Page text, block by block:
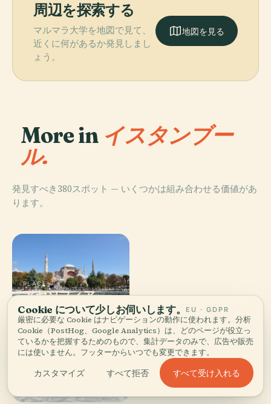
周辺を探索する
マルマラ大学を地図で見て、
近くに何があるか発見しまし
ょう。
地図を見る
More in イスタンブー
ル.
発見すべき380スポット — いくつかは組み合わせる価値があ
ります。
PLACE
アヤソフィア ガラタ塔
PLACE
PLACE
ドルマバフチェ
宮殿
Cookie について少しお伺いします。 EU · GDPR
厳密に必要な Cookie はナビゲーションの動作に使われます。分析
Cookie（PostHog、Google Analytics）は、どのページが役立っ
ているかを把握するためのもので、集計データのみで、広告や販売
には使いません。フッターからいつでも変更できます。
カスタマイズ すべて拒否 すべて受け入れる